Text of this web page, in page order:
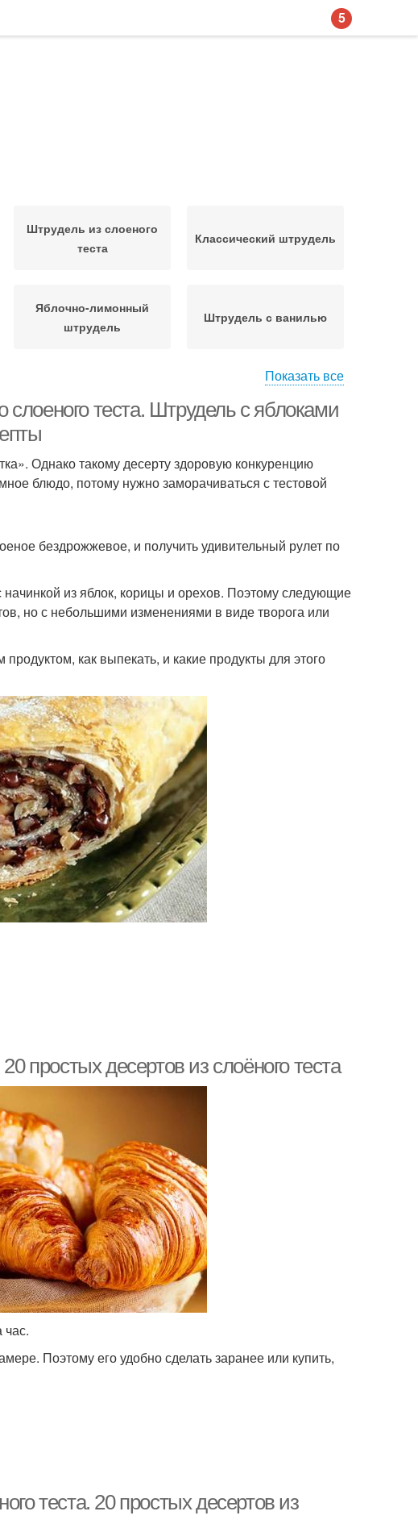
Штрудель из слоеного
теста
Классический штрудель
Яблочно-лимонный
штрудель
Штрудель с ванилью
Показать все
теста. Штрудель с яблоками
Однако такому десерту здоровую конкуренцию
блюдо, потому нужно заморачиваться с тестовой
бездрожжевое, и получить удивительный рулет по
из яблок, корицы и орехов. Поэтому следующие
но с небольшими изменениями в виде творога или
как выпекать, и какие продукты для этого
простых десертов из слоёного теста
час.
Поэтому его удобно сделать заранее или купить,
теста. 20 простых десертов из
5